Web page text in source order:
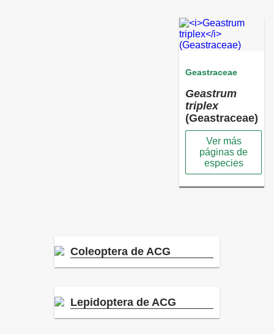
Geastraceae
Geastrum
triplex
(Geastraceae)
Ver más
páginas de
especies
Coleoptera de ACG
Lepidoptera de ACG